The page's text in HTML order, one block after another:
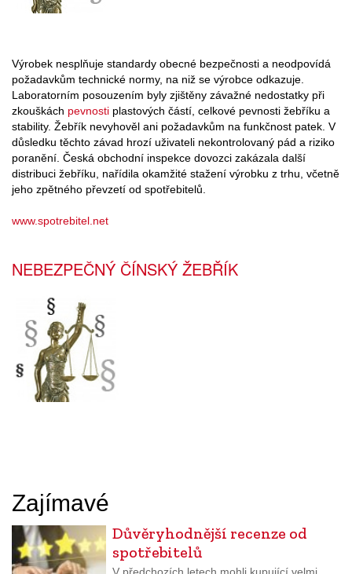
Výrobek nesplňuje standardy obecné bezpečnosti a neodpovídá
požadavkům technické normy, na niž se výrobce odkazuje.
Laboratorním posouzením byly zjištěny závažné nedostatky při
zkouškách pevnosti plastových částí, celkové pevnosti žebříku a
stability. Žebřík nevyhověl ani požadavkům na funkčnost patek. V
důsledku těchto závad hrozí uživateli nekontrolovaný pád a riziko
poranění. Česká obchodní inspekce dovozci zakázala další
distribuci žebříku, nařídila okamžité stažení výrobku z trhu, včetně
jeho zpětného převzetí od spotřebitelů.
www.spotrebitel.net
NEBEZPEČNÝ ČÍNSKÝ ŽEBŘÍK
Zajímavé
Důvěryhodnější recenze od
spotřebitelů
V předchozích letech mohli kupující velmi